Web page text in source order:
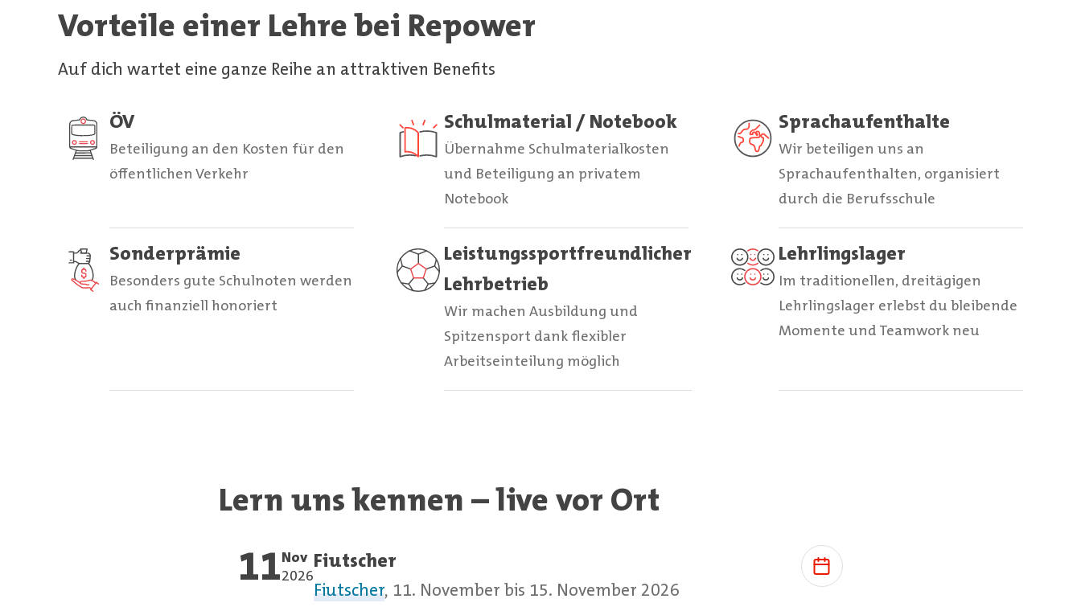
Vorteile einer Lehre bei Repower
Auf dich wartet eine ganze Reihe an attraktiven Benefits
ÖV
Beteiligung an den Kosten für den
öffentlichen Verkehr
Schulmaterial / Notebook
Übernahme Schulmaterialkosten
und Beteiligung an privatem
Notebook
Sprachaufenthalte
Wir beteiligen uns an
Sprachaufenthalten, organisiert
durch die Berufsschule
Sonderprämie
Besonders gute Schulnoten werden
auch finanziell honoriert
Leistungssportfreundlicher
Lehrbetrieb
Wir machen Ausbildung und
Spitzensport dank flexibler
Arbeitseinteilung möglich
Lehrlingslager
Im traditionellen, dreitägigen
Lehrlingslager erlebst du bleibende
Momente und Teamwork neu
Lern uns kennen – live vor Ort
11Nov
2026
Fiutscher
Fiutscher, 11. November bis 15. November 2026